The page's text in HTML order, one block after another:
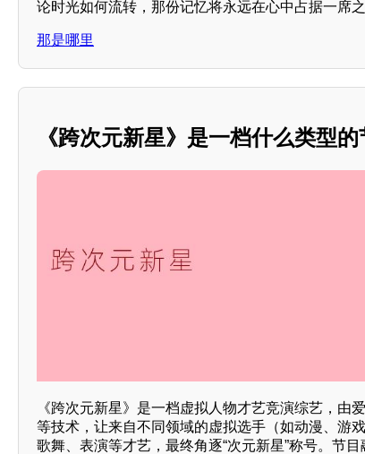
论时光如何流转，那份记忆将永远在心中占据一席之
那是哪里
《跨次元新星》是一档什么类型的
《跨次元新星》是一档虚拟人物才艺竞演综艺，由
等技术，让来自不同领域的虚拟选手（如动漫、游
歌舞、表演等才艺，最终角逐“次元新星”称号。节